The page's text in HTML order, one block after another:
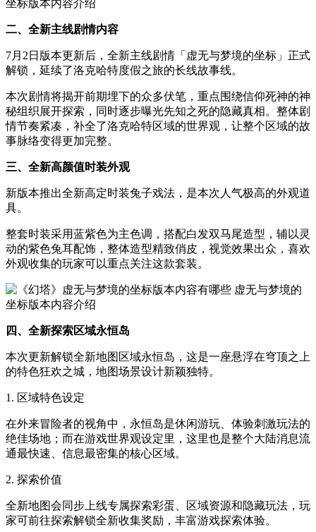
二、全新主线剧情内容
7月2日版本更新后，全新主线剧情「虚无与梦境的坐标」正式
解锁，延续了洛克哈特度假之旅的长线故事线。
本次剧情将揭开前期埋下的众多伏笔，重点围绕信仰死神的神
秘组织展开探索，同时逐步曝光先知之死的隐藏真相。整体剧
情节奏紧凑，补全了洛克哈特区域的世界观，让整个区域的故
事脉络变得更加完整。
三、全新高颜值时装外观
新版本推出全新高定时装兔子戏法，是本次人气极高的外观道
具。
整套时装采用蓝紫色为主色调，搭配白发双马尾造型，辅以灵
动的紫色兔耳配饰，整体造型精致俏皮，视觉效果出众，喜欢
外观收集的玩家可以重点关注这款套装。
四、全新探索区域永恒岛
本次更新解锁全新地图区域永恒岛，这是一座悬浮在穹顶之上
的特色狂欢之城，地图场景设计新颖独特。
1. 区域特色设定
在外来冒险者的视角中，永恒岛是休闲游玩、体验刺激玩法的
绝佳场地；而在游戏世界观设定里，这里也是整个大陆消息流
通最快速、信息最密集的核心区域。
2. 探索价值
全新地图会同步上线专属探索彩蛋、区域资源和隐藏玩法，玩
家可前往探索解锁全新收集奖励，丰富游戏探索体验。